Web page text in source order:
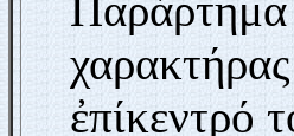
ἐπίκεντρό